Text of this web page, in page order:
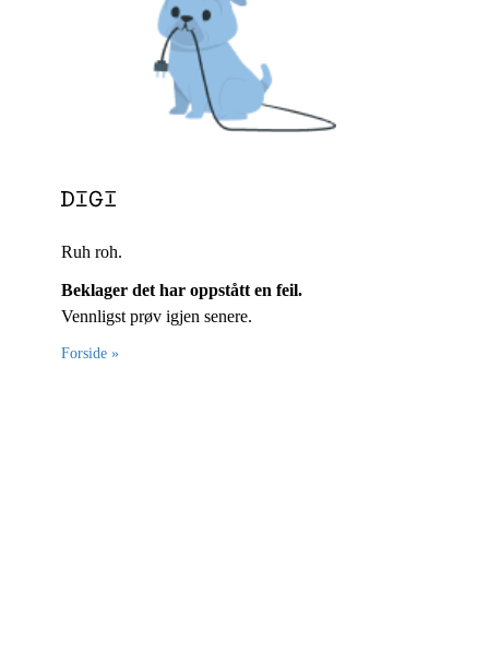
Ruh roh.
Beklager det har oppstått en feil.
Vennligst prøv igjen senere.
Forside »